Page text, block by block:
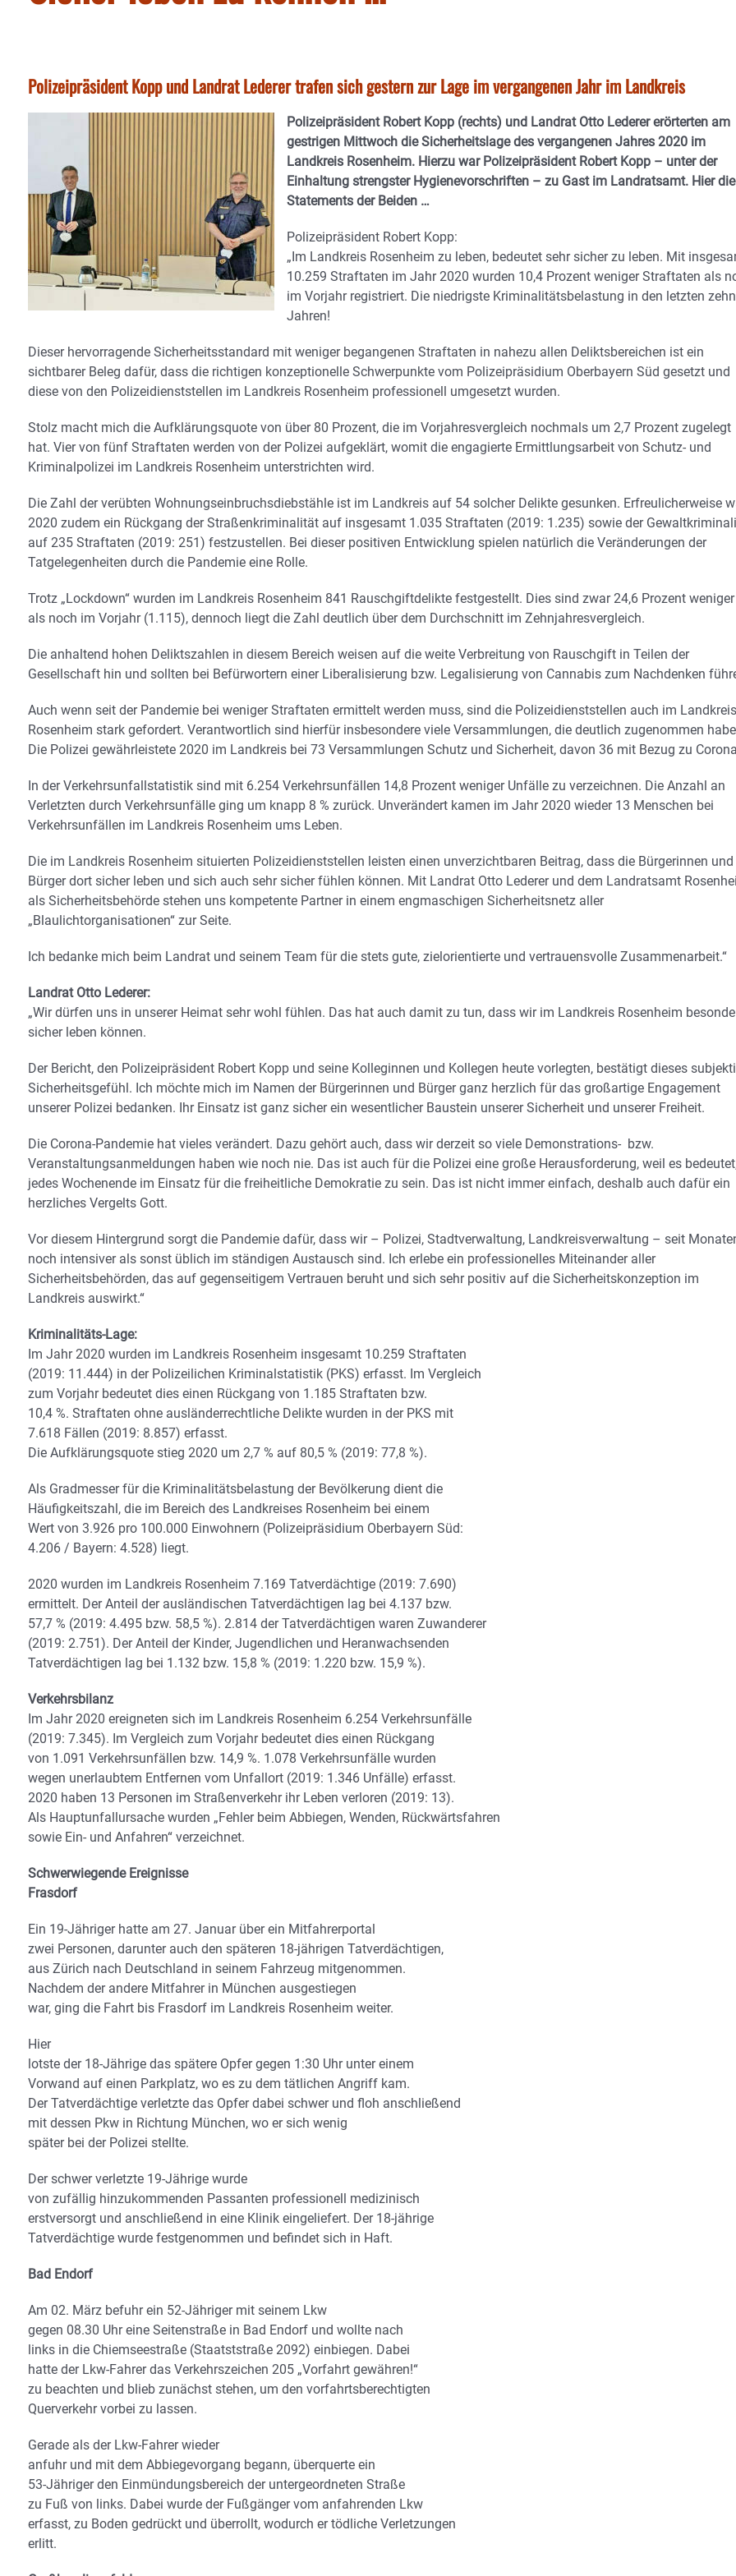
Polizeipräsident Kopp und Landrat Lederer trafen sich gestern zur Lage im vergangenen Jahr im Landkreis
Polizeipräsident Robert Kopp (rechts) und Landrat Otto Lederer erörterten am
gestrigen Mittwoch die Sicherheitslage des vergangenen Jahres 2020 im
Landkreis Rosenheim. Hierzu war Polizeipräsident Robert Kopp – unter der
Einhaltung strengster Hygienevorschriften – zu Gast im Landratsamt. Hier die
Statements der Beiden …
Polizeipräsident Robert Kopp:
„Im Landkreis Rosenheim zu leben, bedeutet sehr sicher zu leben. Mit
10.259 Straftaten im Jahr 2020 wurden 10,4 Prozent weniger Straftaten als
im Vorjahr registriert. Die niedrigste Kriminalitätsbelastung in den letzten zehn
Jahren!
Dieser hervorragende Sicherheitsstandard mit weniger begangenen Straftaten in nahezu allen Deliktsbereichen ist ein
sichtbarer Beleg dafür, dass die richtigen konzeptionelle Schwerpunkte vom Polizeipräsidium Oberbayern Süd gesetzt und
diese von den Polizeidienststellen im Landkreis Rosenheim professionell umgesetzt wurden.
Stolz macht mich die Aufklärungsquote von über 80 Prozent, die im Vorjahresvergleich nochmals um 2,7 Prozent zugelegt
hat. Vier von fünf Straftaten werden von der Polizei aufgeklärt, womit die engagierte Ermittlungsarbeit von Schutz- und
Kriminalpolizei im Landkreis Rosenheim unterstrichten wird.
Die Zahl der verübten Wohnungseinbruchsdiebstähle ist im Landkreis auf 54 solcher Delikte gesunken. Erfreulicherweise
2020 zudem ein Rückgang der Straßenkriminalität auf insgesamt 1.035 Straftaten (2019: 1.235) sowie der
auf 235 Straftaten (2019: 251) festzustellen. Bei dieser positiven Entwicklung spielen natürlich die Veränderungen der
Tatgelegenheiten durch die Pandemie eine Rolle.
Trotz „Lockdown“ wurden im Landkreis Rosenheim 841 Rauschgiftdelikte festgestellt. Dies sind zwar 24,6 Prozent weniger
als noch im Vorjahr (1.115), dennoch liegt die Zahl deutlich über dem Durchschnitt im Zehnjahresvergleich.
Die anhaltend hohen Deliktszahlen in diesem Bereich weisen auf die weite Verbreitung von Rauschgift in Teilen der
Gesellschaft hin und sollten bei Befürwortern einer Liberalisierung bzw. Legalisierung von Cannabis zum Nachdenken
Auch wenn seit der Pandemie bei weniger Straftaten ermittelt werden muss, sind die Polizeidienststellen auch im Landkreis
Rosenheim stark gefordert. Verantwortlich sind hierfür insbesondere viele Versammlungen, die deutlich zugenommen
Die Polizei gewährleistete 2020 im Landkreis bei 73 Versammlungen Schutz und Sicherheit, davon 36 mit Bezug zu
In der Verkehrsunfallstatistik sind mit 6.254 Verkehrsunfällen 14,8 Prozent weniger Unfälle zu verzeichnen. Die Anzahl an
Verletzten durch Verkehrsunfälle ging um knapp 8 % zurück. Unverändert kamen im Jahr 2020 wieder 13 Menschen bei
Verkehrsunfällen im Landkreis Rosenheim ums Leben.
Die im Landkreis Rosenheim situierten Polizeidienststellen leisten einen unverzichtbaren Beitrag, dass die Bürgerinnen und
Bürger dort sicher leben und sich auch sehr sicher fühlen können. Mit Landrat Otto Lederer und dem Landratsamt
als Sicherheitsbehörde stehen uns kompetente Partner in einem engmaschigen Sicherheitsnetz aller
„Blaulichtorganisationen“ zur Seite.
Ich bedanke mich beim Landrat und seinem Team für die stets gute, zielorientierte und vertrauensvolle Zusammenarbeit.“
Landrat Otto Lederer:
„Wir dürfen uns in unserer Heimat sehr wohl fühlen. Das hat auch damit zu tun, dass wir im Landkreis Rosenheim
sicher leben können.
Der Bericht, den Polizeipräsident Robert Kopp und seine Kolleginnen und Kollegen heute vorlegten, bestätigt dieses
Sicherheitsgefühl. Ich möchte mich im Namen der Bürgerinnen und Bürger ganz herzlich für das großartige Engagement
unserer Polizei bedanken. Ihr Einsatz ist ganz sicher ein wesentlicher Baustein unserer Sicherheit und unserer Freiheit.
Die Corona-Pandemie hat vieles verändert. Dazu gehört auch, dass wir derzeit so viele Demonstrations- bzw.
Veranstaltungsanmeldungen haben wie noch nie. Das ist auch für die Polizei eine große Herausforderung, weil es
jedes Wochenende im Einsatz für die freiheitliche Demokratie zu sein. Das ist nicht immer einfach, deshalb auch dafür ein
herzliches Vergelts Gott.
Vor diesem Hintergrund sorgt die Pandemie dafür, dass wir – Polizei, Stadtverwaltung, Landkreisverwaltung – seit
noch intensiver als sonst üblich im ständigen Austausch sind. Ich erlebe ein professionelles Miteinander aller
Sicherheitsbehörden, das auf gegenseitigem Vertrauen beruht und sich sehr positiv auf die Sicherheitskonzeption im
Landkreis auswirkt.“
Kriminalitäts-Lage:
Im Jahr 2020 wurden im Landkreis Rosenheim insgesamt 10.259 Straftaten
(2019: 11.444) in der Polizeilichen Kriminalstatistik (PKS) erfasst. Im Vergleich
zum Vorjahr bedeutet dies einen Rückgang von 1.185 Straftaten bzw.
10,4 %. Straftaten ohne ausländerrechtliche Delikte wurden in der PKS mit
7.618 Fällen (2019: 8.857) erfasst.
Die Aufklärungsquote stieg 2020 um 2,7 % auf 80,5 % (2019: 77,8 %).
Als Gradmesser für die Kriminalitätsbelastung der Bevölkerung dient die
Häufigkeitszahl, die im Bereich des Landkreises Rosenheim bei einem
Wert von 3.926 pro 100.000 Einwohnern (Polizeipräsidium Oberbayern Süd:
4.206 / Bayern: 4.528) liegt.
2020 wurden im Landkreis Rosenheim 7.169 Tatverdächtige (2019: 7.690)
ermittelt. Der Anteil der ausländischen Tatverdächtigen lag bei 4.137 bzw.
57,7 % (2019: 4.495 bzw. 58,5 %). 2.814 der Tatverdächtigen waren Zuwanderer
(2019: 2.751). Der Anteil der Kinder, Jugendlichen und Heranwachsenden
Tatverdächtigen lag bei 1.132 bzw. 15,8 % (2019: 1.220 bzw. 15,9 %).
Verkehrsbilanz
Im Jahr 2020 ereigneten sich im Landkreis Rosenheim 6.254 Verkehrsunfälle
(2019: 7.345). Im Vergleich zum Vorjahr bedeutet dies einen Rückgang
von 1.091 Verkehrsunfällen bzw. 14,9 %. 1.078 Verkehrsunfälle wurden
wegen unerlaubtem Entfernen vom Unfallort (2019: 1.346 Unfälle) erfasst.
2020 haben 13 Personen im Straßenverkehr ihr Leben verloren (2019: 13).
Als Hauptunfallursache wurden „Fehler beim Abbiegen, Wenden, Rückwärtsfahren
sowie Ein- und Anfahren“ verzeichnet.
Schwerwiegende Ereignisse
Frasdorf
Ein 19-Jähriger hatte am 27. Januar über ein Mitfahrerportal
zwei Personen, darunter auch den späteren 18-jährigen Tatverdächtigen,
aus Zürich nach Deutschland in seinem Fahrzeug mitgenommen.
Nachdem der andere Mitfahrer in München ausgestiegen
war, ging die Fahrt bis Frasdorf im Landkreis Rosenheim weiter.
Hier
lotste der 18-Jährige das spätere Opfer gegen 1:30 Uhr unter einem
Vorwand auf einen Parkplatz, wo es zu dem tätlichen Angriff kam.
Der Tatverdächtige verletzte das Opfer dabei schwer und floh anschließend
mit dessen Pkw in Richtung München, wo er sich wenig
später bei der Polizei stellte.
Der schwer verletzte 19-Jährige wurde
von zufällig hinzukommenden Passanten professionell medizinisch
erstversorgt und anschließend in eine Klinik eingeliefert. Der 18-jährige
Tatverdächtige wurde festgenommen und befindet sich in Haft.
Bad Endorf
Am 02. März befuhr ein 52-Jähriger mit seinem Lkw
gegen 08.30 Uhr eine Seitenstraße in Bad Endorf und wollte nach
links in die Chiemseestraße (Staatststraße 2092) einbiegen. Dabei
hatte der Lkw-Fahrer das Verkehrszeichen 205 „Vorfahrt gewähren!“
zu beachten und blieb zunächst stehen, um den vorfahrtsberechtigten
Querverkehr vorbei zu lassen.
Gerade als der Lkw-Fahrer wieder
anfuhr und mit dem Abbiegevorgang begann, überquerte ein
53-Jähriger den Einmündungsbereich der untergeordneten Straße
zu Fuß von links. Dabei wurde der Fußgänger vom anfahrenden Lkw
erfasst, zu Boden gedrückt und überrollt, wodurch er tödliche Verletzungen
erlitt.